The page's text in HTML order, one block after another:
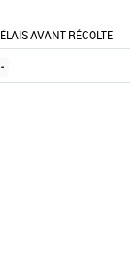
AVANT RÉCOLTE
-